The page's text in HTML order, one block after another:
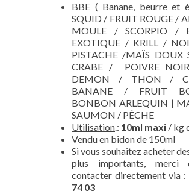
BBE ( Banane, beurre et
SQUID / FRUIT ROUGE /
MOULE / SCORPIO /
EXOTIQUE / KRILL /
PISTACHE /MAÏS DOUX
CRABE / POIVRE
DEMON / THON /
BANANE / FRUIT
BONBON ARLEQUIN |
SAUMON / PÊCHE
Utilisation.: 10ml maxi / kg
Vendu en bidon de 150ml
Si vous souhaitez acheter
plus importants, merci
contacter directement via :
74 03